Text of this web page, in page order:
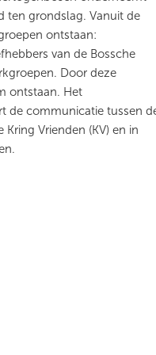
ten grondslag. Vanuit de
ontstaan:
van de Bossche
Door deze
ontstaan. Het
de communicatie tussen
Vrienden (KV) en in